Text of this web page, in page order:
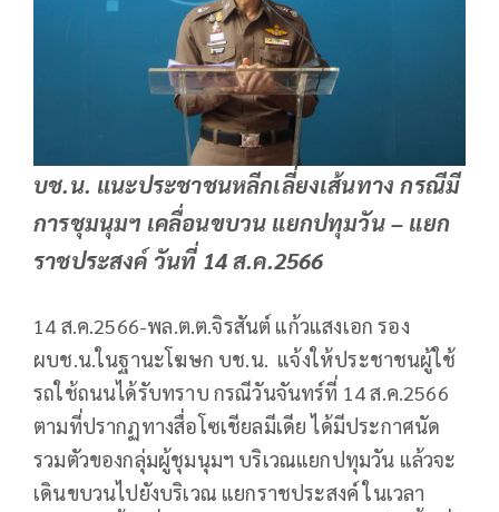
บช.น. แนะประชาชนหลีกเลี่ยงเส้นทาง กรณีมี
การชุมนุมฯ เคลื่อนขบวน แยกปทุมวัน – แยก
ราชประสงค์ วันที่ 14 ส.ค.2566
14 ส.ค.2566-พล.ต.ต.จิรสันต์ แก้วแสงเอก รอง
ผบช.น.ในฐานะโฆษก บช.น. แจ้งให้ประชาชนผู้ใช้
รถใช้ถนนได้รับทราบ กรณีวันจันทร์ที่ 14 ส.ค.2566
ตามที่ปรากฏทางสื่อโซเชียลมีเดีย ได้มีประกาศนัด
รวมตัวของกลุ่มผู้ชุมนุมฯ บริเวณแยกปทุมวัน แล้วจะ
เดินขบวนไปยังบริเวณ แยกราชประสงค์ ในเวลา